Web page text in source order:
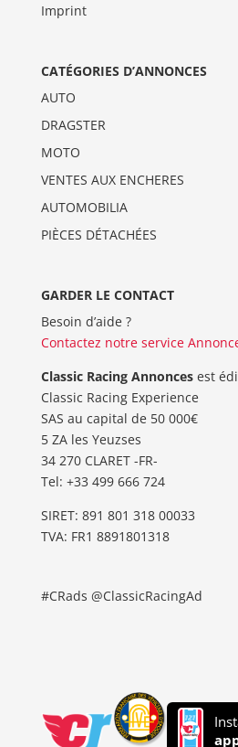
Imprint
CATÉGORIES D’ANNONCES
AUTO
DRAGSTER
MOTO
VENTES AUX ENCHERES
AUTOMOBILIA
PIÈCES DÉTACHÉES
GARDER LE CONTACT
Besoin d’aide ?
Contactez notre service
Classic Racing Annoncesest
Classic Racing Experience
SAS au capital de 50 000€
5 ZA les Yeuzses
34 270 CLARET -FR-
Tel: ‭+33 499 666 724‬
SIRET: 891 801 318 00033
TVA: FR1 8891801318
#CRads @ClassicRacingAd